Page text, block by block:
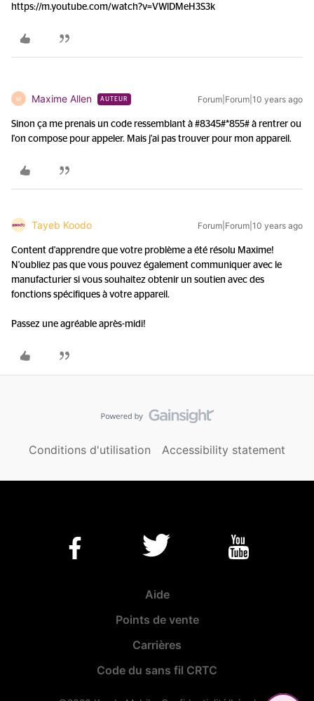
https://m.youtube.com/watch?v=VWlDMeH3S3k
M Maxime Allen AUTEUR Forum|Forum|10 years ago
Sinon ça me prenais un code ressemblant à #8345#*855# à rentrer ou
l'on compose pour appeler. Mais j'ai pas trouver pour mon appareil.
Tayeb Koodo Forum|Forum|10 years ago
Content d'apprendre que votre problème a été résolu Maxime!
N'oubliez pas que vous pouvez également communiquer avec le
manufacturier si vous souhaitez obtenir un soutien avec des
fonctions spécifiques à votre appareil.
Passez une agréable après-midi!
Conditions d'utilisation Accessibility statement
Aide
Points de vente
Carrières
Code du sans fil CRTC